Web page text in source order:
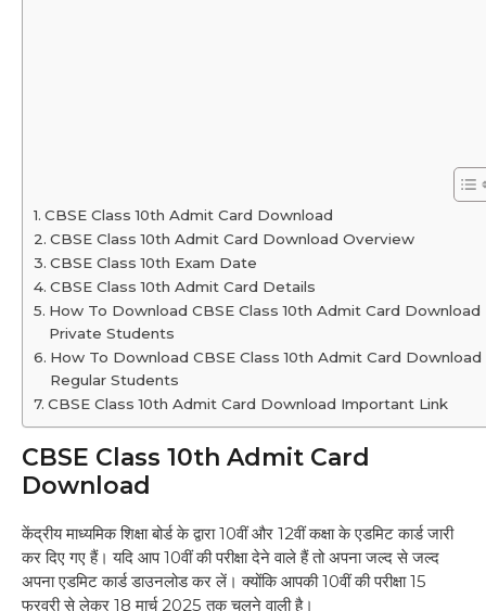
CBSE Class 10th Admit Card Download
CBSE Class 10th Admit Card Download Overview
CBSE Class 10th Exam Date
CBSE Class 10th Admit Card Details
How To Download CBSE Class 10th Admit Card Download
Private Students
How To Download CBSE Class 10th Admit Card Download
Regular Students
CBSE Class 10th Admit Card Download Important Link
CBSE Class 10th Admit Card
Download
केंद्रीय माध्यमिक शिक्षा बोर्ड के द्वारा 10वीं और 12वीं कक्षा के एडमिट कार्ड जारी
कर दिए गए हैं। यदि आप 10वीं की परीक्षा देने वाले हैं तो अपना जल्द से जल्द
अपना एडमिट कार्ड डाउनलोड कर लें। क्योंकि आपकी 10वीं की परीक्षा 15
फरवरी से लेकर 18 मार्च 2025 तक चलने वाली है।